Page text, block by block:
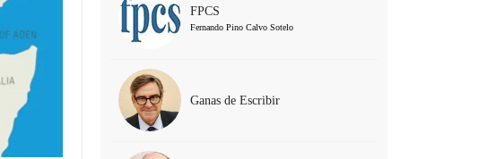
FPCS
Fernando Pino Calvo Sotelo
Ganas de Escribir